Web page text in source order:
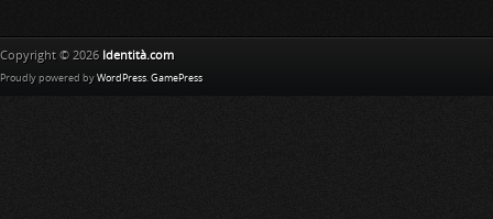
Copyright © 2026 Identità.com
Proudly powered by WordPress. GamePress